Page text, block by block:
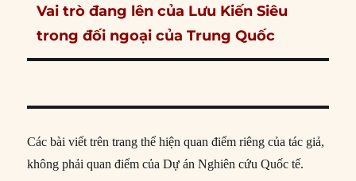
Next
post:
Vai trò đang lên của Lưu Kiến Siêu
trong đối ngoại của Trung Quốc
Các bài viết trên trang thể hiện quan điểm riêng của tác giả,
không phải quan điểm của Dự án Nghiên cứu Quốc tế.